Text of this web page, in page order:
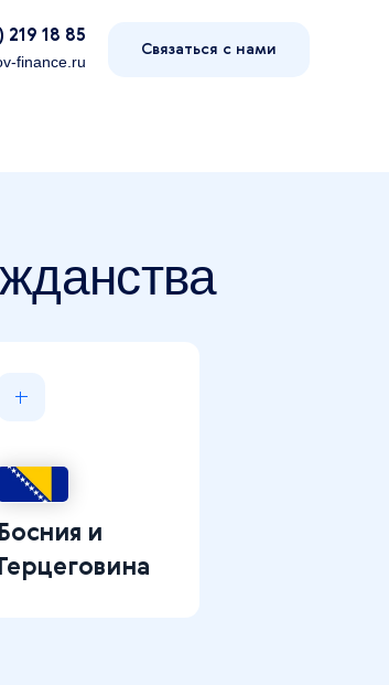
Связаться с нами
finance.ru
219 18 85
Босния и
Герцеговина